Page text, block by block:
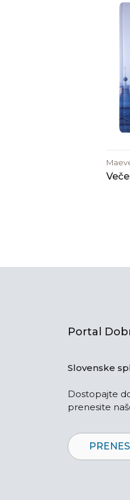
Portal
Slovenske
Dostopajte
prenesite